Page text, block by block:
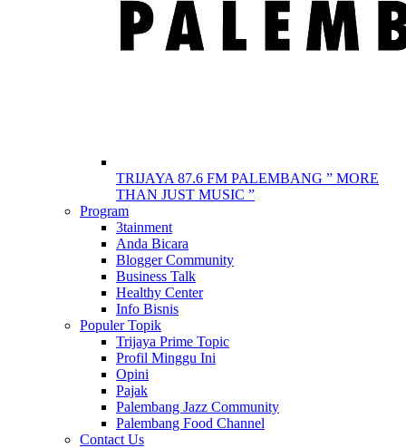
TRIJAYA 87.6 FM PALEMBANG ” MORE
THAN JUST MUSIC ”
Program
3tainment
Anda Bicara
Blogger Community
Business Talk
Healthy Center
Info Bisnis
Populer Topik
Trijaya Prime Topic
Profil Minggu Ini
Opini
Pajak
Palembang Jazz Community
Palembang Food Channel
Contact Us